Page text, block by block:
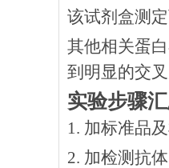
该试剂盒测
其他相关蛋
到明显的交
实验步骤
1. 加标准品
2. 加检测抗